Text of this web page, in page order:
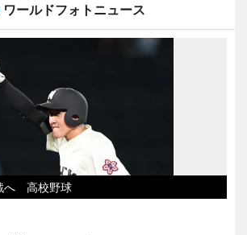
ワールドフォトニュース
へ 高校野球